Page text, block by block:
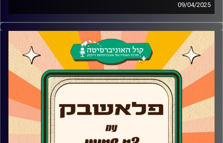
09/04/2025
דניאל סלומון מגיע לאולפן פלאשבק!
המוזיקאי שכל שיר שלו נכנס לנו ללב מגיע לאולפן ומספר על
העבודה המוזיקלית לאורך השנים, האם דנה עדיני לא הייתה
מתוכננת להיות חלק מהשיר ״רבות הדרכים״, האלבום החדש
והשיר שנכתב לאחר אובדן שחווה ומדוע החליט לקחת
הפסקה אחריו
קרדיט תמונות:AudioVersity